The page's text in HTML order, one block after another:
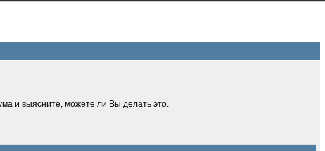
и выясните, можете ли Вы делать это.